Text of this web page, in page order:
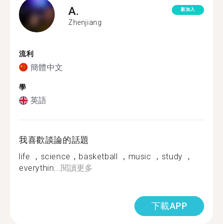
A.
Zhenjiang
新加入
流利
簡體中文
學
英語
我喜歡談論的話題
life ，science，basketball ，music ，study ，
everythin...閱讀更多
下載APP